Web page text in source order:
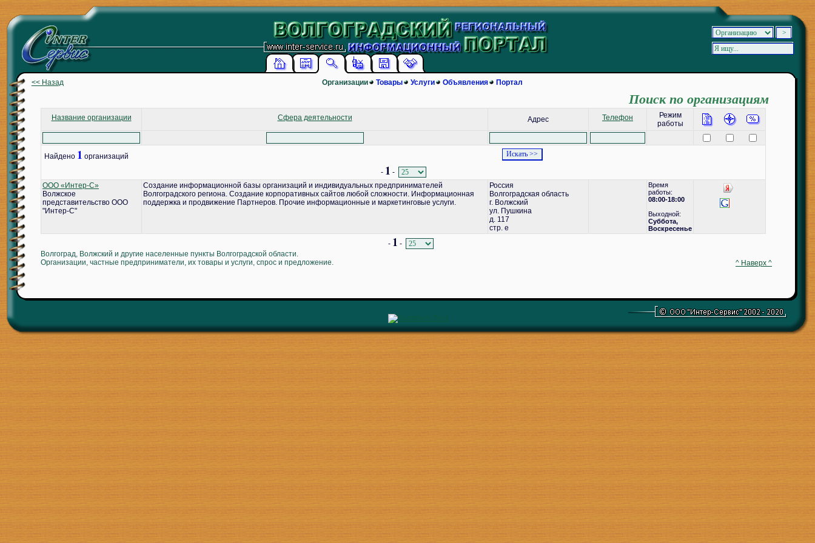
<< Назад Организации Товары Услуги Объявления Портал
Поиск по организациям
Название организации Сфера деятельности Адрес Телефон
Режим
работы
Найдено 1 организаций
- 1 -
ООО «Интер-С»
Волжское
представительство ООО
"Интер-С"
Создание информационной базы организаций и индивидуальных предпринимателей
Волгоградского региона. Создание корпоративных сайтов любой сложности. Информационная
поддержка и продвижение Партнеров. Прочие информационные и маркетинговые услуги.
Россия
Волгоградская область
г. Волжский
ул. Пушкина
д. 117
стр. е
Время
работы:
08:00-18:00
Выходной:
Суббота,
Воскресенье
- 1 -
Волгоград, Волжский и другие населенные пункты Волгоградской области.
Организации, частные предприниматели, их товары и услуги, спрос и предложение.
^ Наверх ^